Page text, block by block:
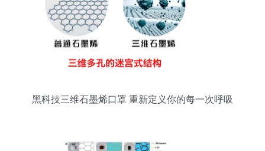
黑科技三维石墨烯口罩 重新定义你的每一次呼吸